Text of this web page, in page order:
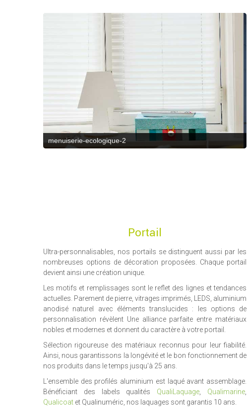
menuiserie-ecologique-3
Portail
Ultra-personnalisables, nos portails se distinguent aussi par les
nombreuses options de décoration proposées. Chaque portail
devient ainsi une création unique.
Les motifs et remplissages sont le reflet des lignes et tendances
actuelles. Parement de pierre, vitrages imprimés, LEDS, aluminium
anodisé naturel avec éléments translucides : les options de
personnalisation révèlent Une alliance parfaite entre matériaux
nobles et modernes et donnent du caractère à votre portail.
Sélection rigoureuse des matériaux reconnus pour leur fiabilité.
Ainsi, nous garantissons la longévité et le bon fonctionnement de
nos produits dans le temps jusqu'à 25 ans.
L'ensemble des profilés aluminium est laqué avant assemblage.
Bénéficiant des labels qualités QualiLaquage Qualimarine
Qualicoat et Qualinuméric, nos laquages sont garantis 10 ans.